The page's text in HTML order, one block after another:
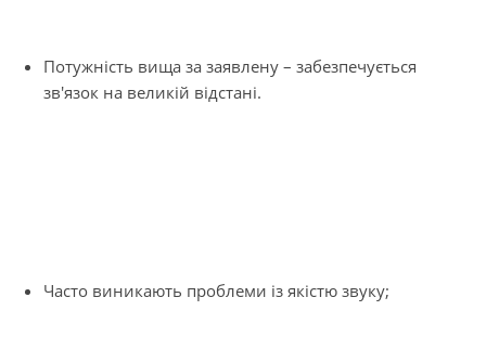
Потужність вища за заявлену – забезпечується
зв'язок на великій відстані.
Часто виникають проблеми із якістю звуку;